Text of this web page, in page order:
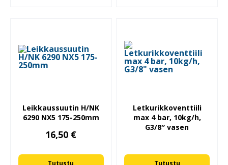
Leikkaussuutin H/NK
6290 NX5 175-250mm
16,50 €
Letkurikkoventtiili
max 4 bar, 10kg/h,
G3/8″ vasen